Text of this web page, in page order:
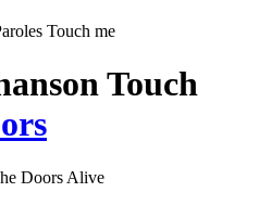
Touch me
Touch
Doors Alive